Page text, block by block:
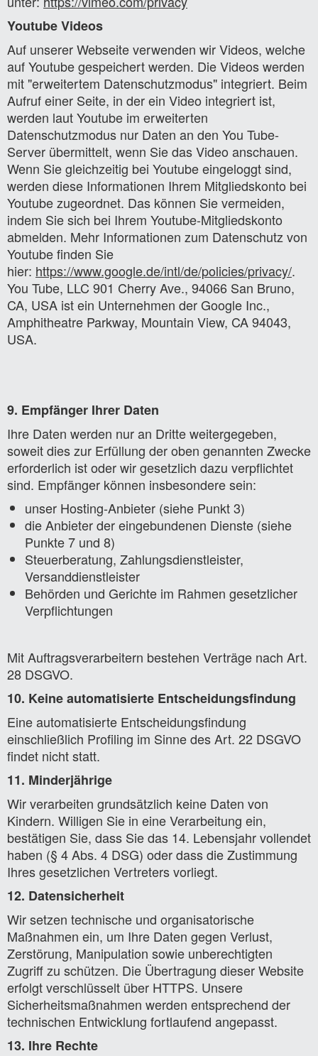
Youtube Videos
Auf unserer Webseite verwenden wir Videos, welche
auf Youtube gespeichert werden. Die Videos werden
mit "erweitertem Datenschutzmodus" integriert. Beim
Aufruf einer Seite, in der ein Video integriert ist,
werden laut Youtube im erweiterten
Datenschutzmodus nur Daten an den You Tube-
Server übermittelt, wenn Sie das Video anschauen.
Wenn Sie gleichzeitig bei Youtube eingeloggt sind,
werden diese Informationen Ihrem Mitgliedskonto bei
Youtube zugeordnet. Das können Sie vermeiden,
indem Sie sich bei Ihrem Youtube-Mitgliedskonto
abmelden. Mehr Informationen zum Datenschutz von
Youtube finden Sie
hier: https://www.google.de/intl/de/policies/privacy/.
You Tube, LLC 901 Cherry Ave., 94066 San Bruno,
CA, USA ist ein Unternehmen der Google Inc.,
Amphitheatre Parkway, Mountain View, CA 94043,
USA.
9. Empfänger Ihrer Daten
Ihre Daten werden nur an Dritte weitergegeben,
soweit dies zur Erfüllung der oben genannten Zwecke
erforderlich ist oder wir gesetzlich dazu verpflichtet
sind. Empfänger können insbesondere sein:
unser Hosting-Anbieter (siehe Punkt 3)
die Anbieter der eingebundenen Dienste (siehe
Punkte 7 und 8)
Steuerberatung, Zahlungsdienstleister,
Versanddienstleister
Behörden und Gerichte im Rahmen gesetzlicher
Verpflichtungen
Mit Auftragsverarbeitern bestehen Verträge nach Art.
28 DSGVO.
10. Keine automatisierte Entscheidungsfindung
Eine automatisierte Entscheidungsfindung
einschließlich Profiling im Sinne des Art. 22 DSGVO
findet nicht statt.
11. Minderjährige
Wir verarbeiten grundsätzlich keine Daten von
Kindern. Willigen Sie in eine Verarbeitung ein,
bestätigen Sie, dass Sie das 14. Lebensjahr vollendet
haben (§ 4 Abs. 4 DSG) oder dass die Zustimmung
Ihres gesetzlichen Vertreters vorliegt.
12. Datensicherheit
Wir setzen technische und organisatorische
Maßnahmen ein, um Ihre Daten gegen Verlust,
Zerstörung, Manipulation sowie unberechtigten
Zugriff zu schützen. Die Übertragung dieser Website
erfolgt verschlüsselt über HTTPS. Unsere
Sicherheitsmaßnahmen werden entsprechend der
technischen Entwicklung fortlaufend angepasst.
13. Ihre Rechte